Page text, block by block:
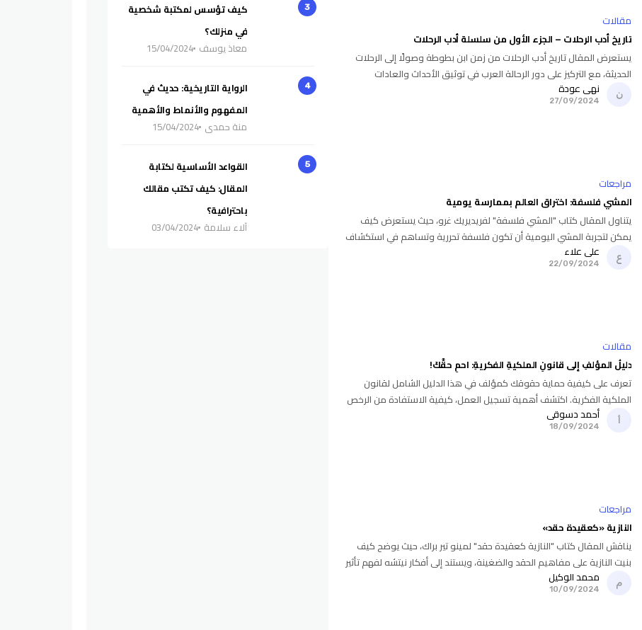
مقالات
تاريخ أدب الرحلات – الجزء الأول من سلسلة أدب الرحلات
يستعرض المقال تاريخ أدب الرحلات من زمن ابن بطوطة وصولًا إلى الرحلات
الحديثة، مع التركيز على دور الرحالة العرب في توثيق الأحداث والعادات
والثقافات المختلفة.
نهى عودة
27/09/2024
مراجعات
المشي فلسفة: اختراق العالم بممارسة يومية
يتناول المقال كتاب "المشي فلسفة" لفريديريك غرو، حيث يستعرض كيف
يمكن لتجربة المشي اليومية أن تكون فلسفة تحررية وتساهم في استكشاف
الذات والتأمل بعيدًا عن ضغوط الحياة والتكنولوجيا.
علي علاء
22/09/2024
مقالات
دليلُ المؤلفِ إلى قانونِ الملكيةِ الفكريةِ: احمِ حقَّكَ!
تعرف على كيفية حماية حقوقك كمؤلف في هذا الدليل الشامل لقانون
الملكية الفكرية. اكتشف أهمية تسجيل العمل، كيفية الاستفادة من الرخص
المختلفة، واستراتيجيات التعاقد لضمان حقوقك المالية والأدبية.
أحمد دسوقي
18/09/2024
مراجعات
النازية «كعقيدة حقد»
يناقش المقال كتاب "النازية كعقيدة حقد" لمينو تير براك، حيث يوضح كيف
بنيت النازية على مفاهيم الحقد والضغينة، ويستند إلى أفكار نيتشه لفهم تأثير
هذه العقيدة على المجتمع الألماني في
محمد الوكيل
10/09/2024
3
كيف تؤسس لمكتبة شخصية
في منزلك؟
معاذ يوسف 15/04/2024
4
الرواية التاريخية: حديث في
المفهوم والأنماط والأهمية
منة حمدي 15/04/2024
5
القواعد الأساسية لكتابة
المقال: كيف تكتب مقالك
باحترافية؟
آلاء سلامة 03/04/2024